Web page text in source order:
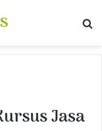
Jasa